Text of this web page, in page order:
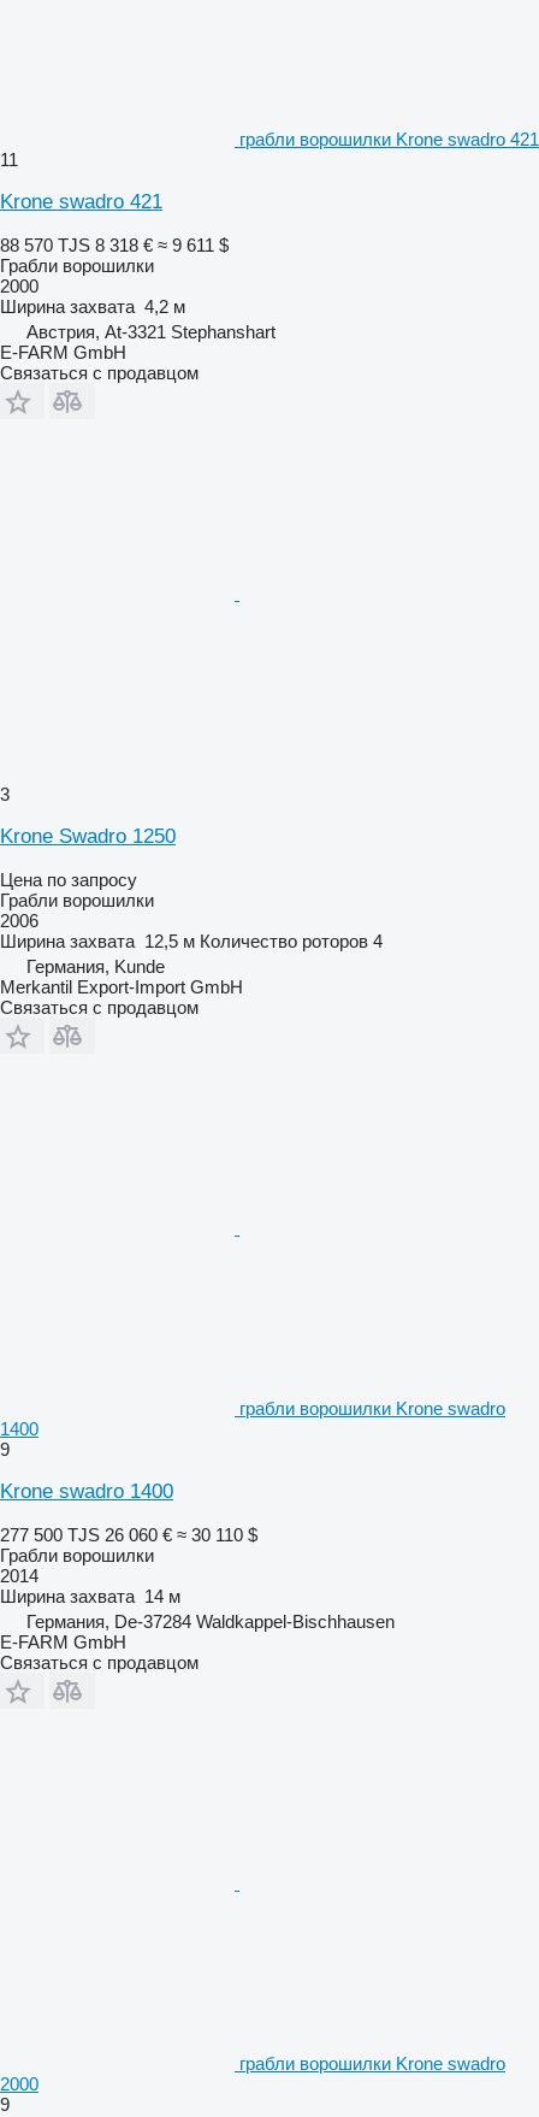
грабли ворошилки Krone swadro 421
11
Krone swadro 421
88 570 TJS 8 318 € ≈ 9 611 $
Грабли ворошилки
2000
Ширина захвата 4,2 м
Австрия, At-3321 Stephanshart
E-FARM GmbH
Связаться с продавцом
3
Krone Swadro 1250
Цена по запросу
Грабли ворошилки
2006
Ширина захвата 12,5 м Количество роторов 4
Германия, Kunde
Merkantil Export-Import GmbH
Связаться с продавцом
грабли ворошилки Krone swadro
1400
9
Krone swadro 1400
277 500 TJS 26 060 € ≈ 30 110 $
Грабли ворошилки
2014
Ширина захвата 14 м
Германия, De-37284 Waldkappel-Bischhausen
E-FARM GmbH
Связаться с продавцом
грабли ворошилки Krone swadro
2000
9